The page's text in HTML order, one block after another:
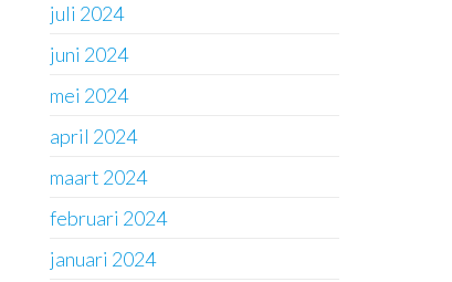
juli 2024
juni 2024
mei 2024
april 2024
maart 2024
februari 2024
januari 2024